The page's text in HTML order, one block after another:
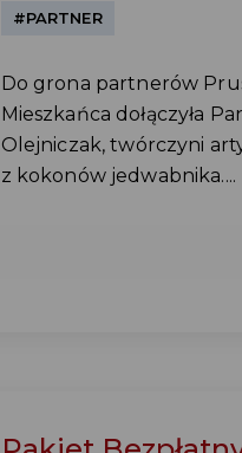
#PARTNER
Do grona partnerów
Mieszkańca dołączyła
Olejniczak, twórczyni
z kokonów jedwabnika....